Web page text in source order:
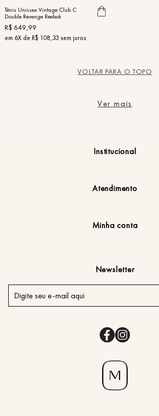
Tênis Unissex Vintage Club C
Double Revenge Reebok
R$ 649,99
em 6X de R$ 108,33 sem juros
VOLTAR PARA O TOPO
Ver mais
Institucional
Atendimento
Minha conta
Newsletter